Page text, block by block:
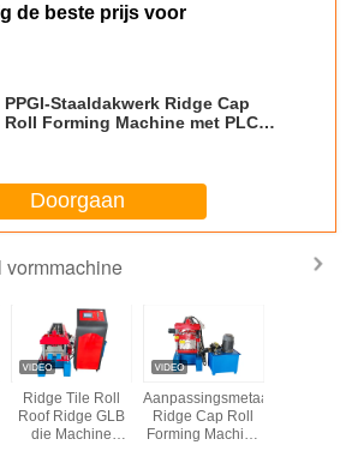
de beste prijs voor
PPGI-Staaldakwerk Ridge Cap
Roll Forming Machine met PLC
Doorgaan
Ridge Tile Roll
Roof Ridge GLB
die Machine
Aanpassingsmetaal
Ridge Cap Roll
Forming Machine